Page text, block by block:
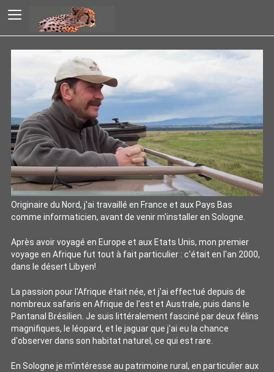
Originaire du Nord, j'ai travaillé en France et aux Pays Bas
comme informaticien, avant de venir m'installer en Sologne.
Après avoir voyagé en Europe et aux Etats Unis, mon premier
voyage en Afrique fut tout à fait particulier : c'était en l'an 2000,
dans le désert Libyen!
La passion pour l'Afrique était née, et j'ai effectué depuis de
nombreux safaris en Afrique de l'est et Australe, puis dans le
Pantanal Brésilien. Je suis littéralement fasciné par deux félins
magnifiques, le léopard, et le jaguar que j'ai eu la chance
d'observer dans son habitat naturel, ce qui est rare.
En Sologne je m'intéresse au patrimoine rural, en particulier aux